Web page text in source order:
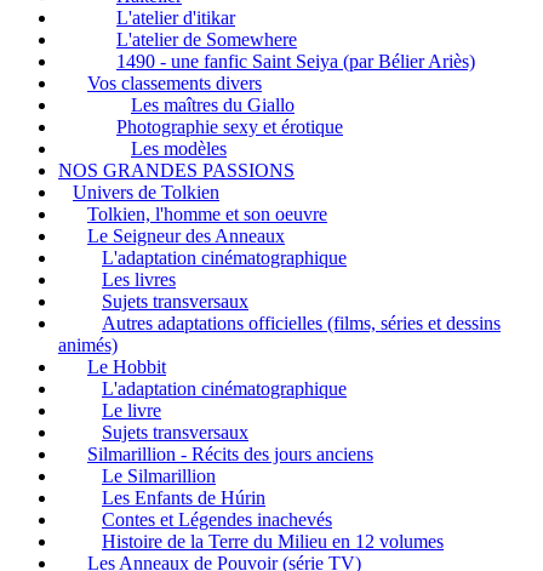
L'atelier d'itikar
L'atelier de Somewhere
1490 - une fanfic Saint Seiya (par Bélier Ariès)
Vos classements divers
Les maîtres du Giallo
Photographie sexy et érotique
Les modèles
NOS GRANDES PASSIONS
Univers de Tolkien
Tolkien, l'homme et son oeuvre
Le Seigneur des Anneaux
L'adaptation cinématographique
Les livres
Sujets transversaux
Autres adaptations officielles (films, séries et dessins
animés)
Le Hobbit
L'adaptation cinématographique
Le livre
Sujets transversaux
Silmarillion - Récits des jours anciens
Le Silmarillion
Les Enfants de Húrin
Contes et Légendes inachevés
Histoire de la Terre du Milieu en 12 volumes
Les Anneaux de Pouvoir (série TV)